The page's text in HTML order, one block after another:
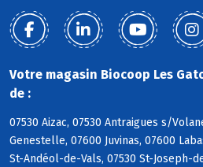
Votre magasin Biocoop Les
de :
07530 Aizac, 07530 Antraigues s/
Genestelle, 07600 Juvinas, 07600
St-Andéol-de-Vals, 07530 St-Joseph-